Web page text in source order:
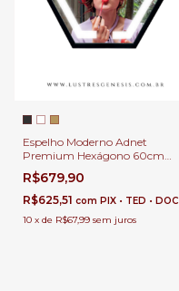
Espelho Moderno Adnet
Premium Hexágono 60cm
com LED Touch e Alça de
Couro Para Banheiro,
Penteadeira, Salão de Beleza e
Lojas
R$679,90
R$625,51 com PIX • TED • DOC
10 x de R$67,99 sem juros